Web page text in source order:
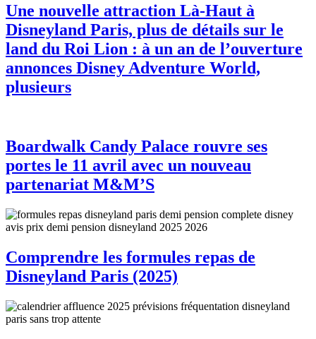
Une nouvelle attraction Là-Haut à
Disneyland Paris, plus de détails sur le
land du Roi Lion : à un an de l’ouverture
annonces Disney Adventure World,
plusieurs
Boardwalk Candy Palace rouvre ses
portes le 11 avril avec un nouveau
partenariat M&M’S
Comprendre les formules repas de
Disneyland Paris (2025)